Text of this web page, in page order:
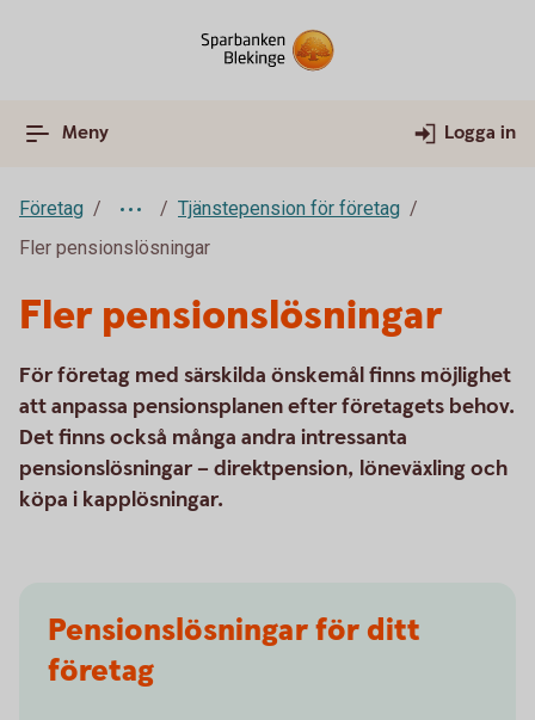
Meny Logga in
Företag
Tjänstepension för företag
Fler pensionslösningar
Fler pensionslösningar
För företag med särskilda önskemål finns möjlighet
att anpassa pensionsplanen efter företagets behov.
Det finns också många andra intressanta
pensionslösningar – direktpension, löneväxling och
köpa i kapplösningar.
Pensionslösningar för ditt
företag